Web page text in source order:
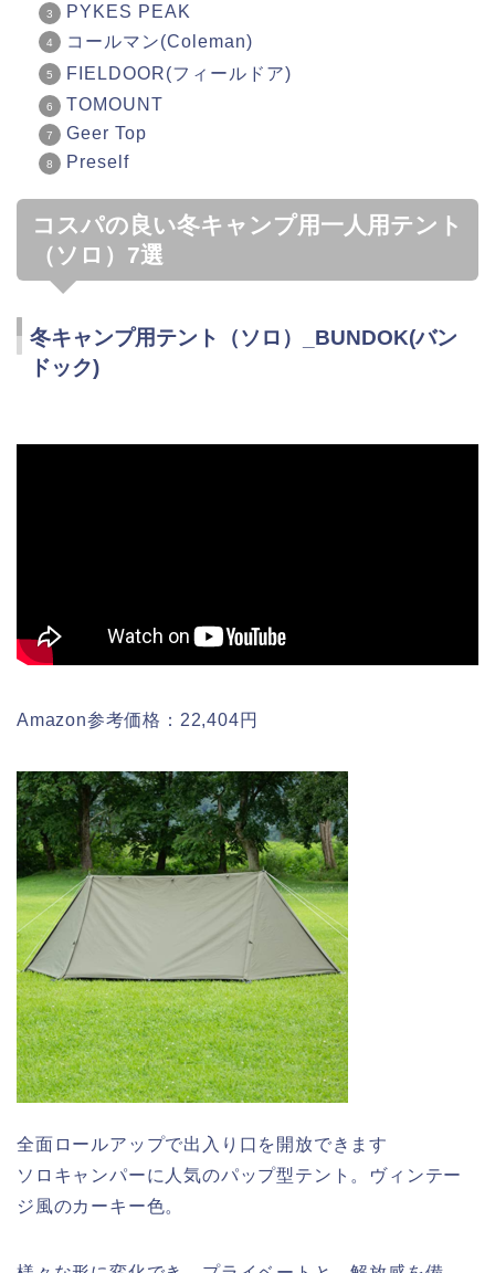
PYKES PEAK
コールマン(Coleman)
FIELDOOR(フィールドア)
TOMOUNT
Geer Top
Preself
コスパの良い冬キャンプ用一人用テント
（ソロ）7選
冬キャンプ用テント（ソロ）_BUNDOK(バン
ドック)
Amazon参考価格：22,404円
全面ロールアップで出入り口を開放できます
ソロキャンパーに人気のパップ型テント。ヴィンテー
ジ風のカーキー色。